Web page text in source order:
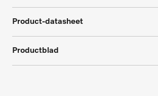
Onderdelen aanvragen
Product-datasheet
Productblad